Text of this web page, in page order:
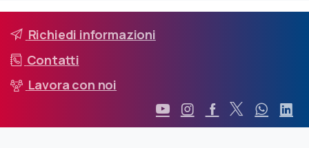
Richiedi informazioni
Contatti
Lavora con noi